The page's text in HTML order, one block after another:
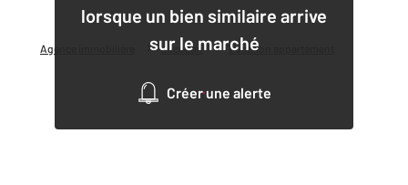
Agence immobilière Location Location appartement
lorsque un bien similaire arrive
sur le marché
Créer une alerte